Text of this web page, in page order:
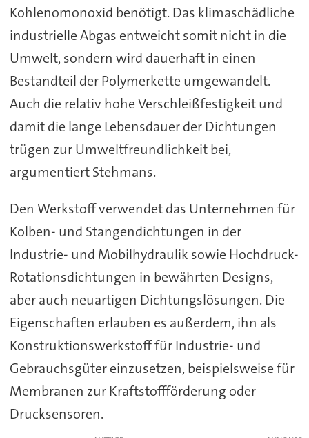
Kohlenomonoxid benötigt. Das klimaschädliche
industrielle Abgas entweicht somit nicht in die
Umwelt, sondern wird dauerhaft in einen
Bestandteil der Polymerkette umgewandelt.
Auch die relativ hohe Verschleißfestigkeit und
damit die lange Lebensdauer der Dichtungen
trügen zur Umweltfreundlichkeit bei,
argumentiert Stehmans.
Den Werkstoff verwendet das Unternehmen für
Kolben- und Stangendichtungen in der
Industrie- und Mobilhydraulik sowie Hochdruck-
Rotationsdichtungen in bewährten Designs,
aber auch neuartigen Dichtungslösungen. Die
Eigenschaften erlauben es außerdem, ihn als
Konstruktionswerkstoff für Industrie- und
Gebrauchsgüter einzusetzen, beispielsweise für
Membranen zur Kraftstoffförderung oder
Drucksensoren.